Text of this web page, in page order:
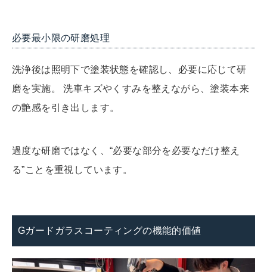
必要最小限の研磨処理
洗浄後は照明下で塗装状態を確認し、必要に応じて研
磨を実施。 洗車キズやくすみを整えながら、塗装本来
の艶感を引き出します。
過度な研磨ではなく、“必要な部分を必要なだけ整え
る”ことを重視しています。
Gガードガラスコーティングの機能的価値